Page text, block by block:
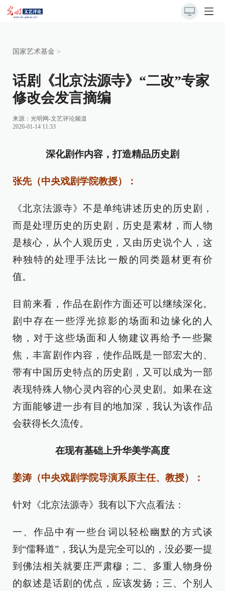
国家艺术基金 >
话剧《北京法源寺》“二改”专家
修改会发言摘编
来源： 光明网-文艺评论频道
2020-01-14 11:33
深化剧作内容，打造精品历史剧
张先（中央戏剧学院教授）：
《北京法源寺》不是单纯讲述历史的历史剧，
而是处理历史的历史剧，历史是素材，而人物
是核心，从个人观历史，又由历史说个人，这
种独特的处理手法比一般的同类题材更有价
值。
目前来看，作品在剧作方面还可以继续深化。
剧中存在一些浮光掠影的场面和边缘化的人
物，对于这些场面和人物建议再给予一些聚
焦，丰富剧作内容，使作品既是一部宏大的、
带有中国历史特点的历史剧，又可以成为一部
表现特殊人物心灵内容的心灵史剧。如果在这
方面能够进一步有目的地加深，我认为该作品
会获得长久流传。
在现有基础上升华美学高度
姜涛（中央戏剧学院导演系原主任、教授）：
针对《北京法源寺》我有以下六点看法：
一、作品中有一些台词以轻松幽默的方式谈
到“儒释道”，我认为是完全可以的，没必要一提
到佛法相关就要庄严肃穆；二、多重人物身份
的叙述是话剧的优点，应该发扬；三、个别人